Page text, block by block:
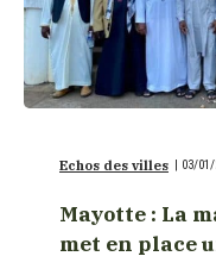
Echos des villes 03/
Mayotte : La
met en place